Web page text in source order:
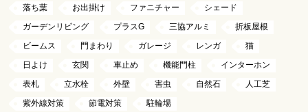
落ち葉
お出掛け ファニチャー
シェード
ガーデンリビング
プラスG 三協アルミ
折板屋根
ビームス
門まわり ガレージ レンガ
猫
日よけ
玄関 車止め 機能門柱
インターホン
表札
立水栓 外壁 害虫 自然石
人工芝
紫外線対策
節電対策 駐輪場